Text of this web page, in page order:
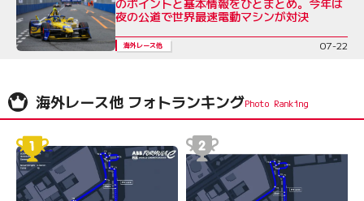
のポイントと基本情報をひとまとめ。今年は
夜の公道で世界最速電動マシンが対決
海外レース他 07-22
海外レース他 フォトランキング